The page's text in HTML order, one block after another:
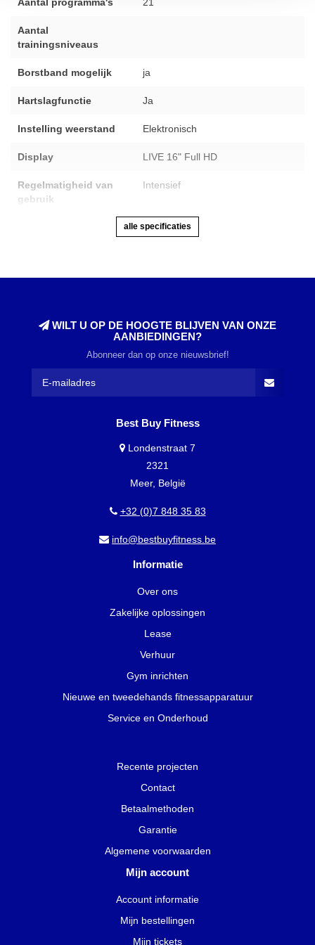
Aantal
trainingsniveaus
Borstband mogelijk ja
Hartslagfunctie Ja
Instelling weerstand Elektronisch
Display LIVE 16" Full HD
Regelmatigheid van
gebruik
Intensief
alle specificaties
WILT U OP DE HOOGTE BLIJVEN VAN ONZE
AANBIEDINGEN?
Abonneer dan op onze nieuwsbrief!
Best Buy Fitness
Londenstraat 7
2321
Meer, België
+32 (0)7 848 35 83
info@bestbuyfitness.be
Informatie
Over ons
Zakelijke oplossingen
Lease
Verhuur
Gym inrichten
Nieuwe en tweedehands fitnessapparatuur
Service en Onderhoud
Recente projecten
Contact
Betaalmethoden
Garantie
Algemene voorwaarden
Mijn account
Account informatie
Mijn bestellingen
Mijn tickets